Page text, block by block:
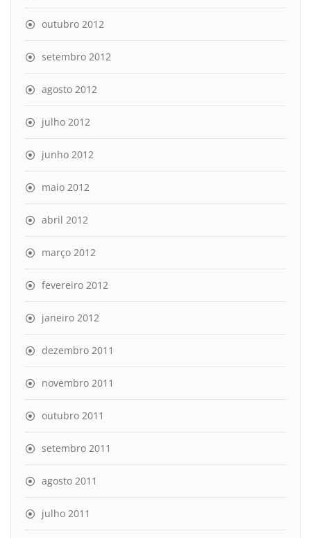
outubro 2012
setembro 2012
agosto 2012
julho 2012
junho 2012
maio 2012
abril 2012
março 2012
fevereiro 2012
janeiro 2012
dezembro 2011
novembro 2011
outubro 2011
setembro 2011
agosto 2011
julho 2011